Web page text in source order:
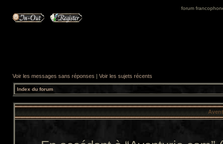
forum
Voir les messages sans réponses | Voir les sujets récents
Index du forum